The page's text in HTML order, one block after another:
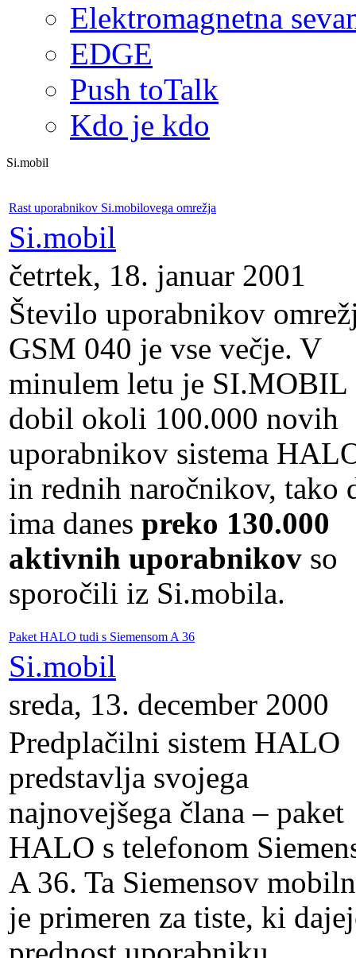
Elektromagnetna
EDGE
Push toTalk
Kdo je kdo
Si.mobil
Rast uporabnikov Si.mobilovega omrežja
Si.mobil
četrtek, 18. januar 2001
Število uporabnikov
GSM 040 je vse večje. V
minulem letu je SI.MOBIL
dobil okoli 100.000 novih
uporabnikov sistema
in rednih naročnikov, tako
ima danes preko 130.000
aktivnih uporabnikov so
sporočili iz Si.mobila.
Paket HALO tudi s Siemensom A 36
Si.mobil
sreda, 13. december 2000
Predplačilni sistem HALO
predstavlja svojega
najnovejšega člana – paket
HALO s telefonom
A 36. Ta Siemensov
je primeren za tiste, ki